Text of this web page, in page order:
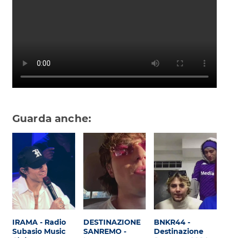
Foto
Speciali
Radio Subasio Music Club
Sanremo 2026
News
Musica
Cultura
Attualità
Guarda anche:
IRAMA - Radio
Subasio Music
DESTINAZIONE
SANREMO -
BNKR44 -
Destinazione